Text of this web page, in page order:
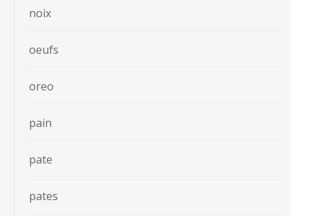
noix
oeufs
oreo
pain
pate
pates